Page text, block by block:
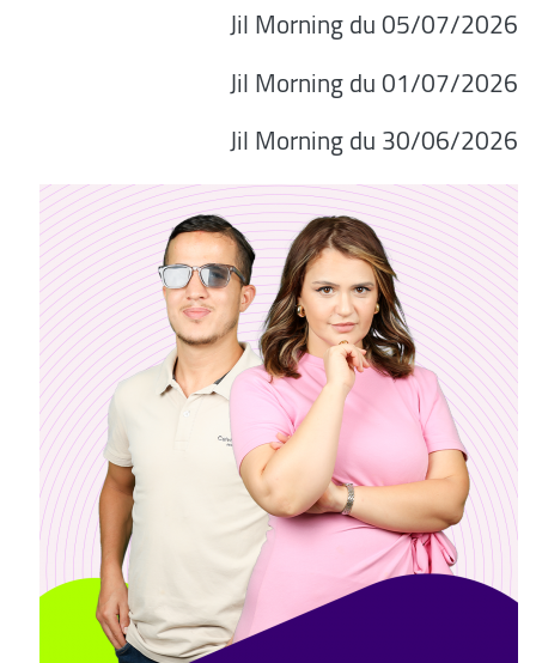
Jil Morning du 05/07/2026
Jil Morning du 01/07/2026
06/2026/Jil Morning du 30